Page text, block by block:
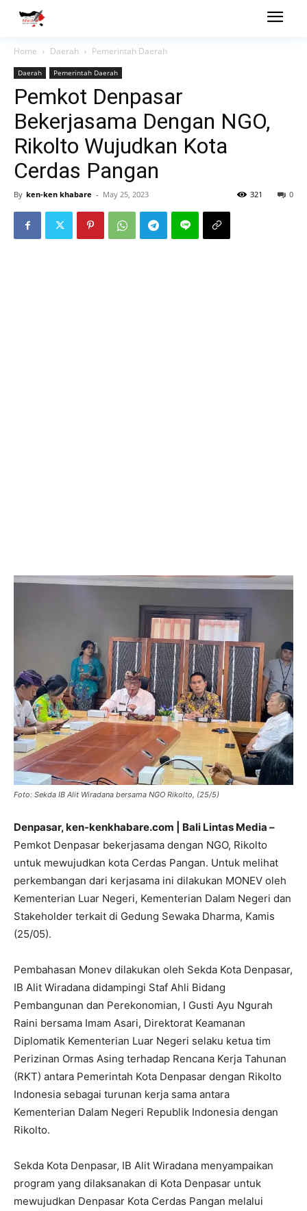
Home Daerah Pemerintah Daerah
Daerah Pemerintah Daerah
Pemkot Denpasar
Bekerjasama Dengan NGO,
Rikolto Wujudkan Kota
Cerdas Pangan
By ken-ken khabare - May 25, 2023 0
321
Foto: Sekda IB Alit Wiradana bersama NGO Rikolto, (25/5)
Denpasar, ken-kenkhabare.com | Bali Lintas Media –
Pemkot Denpasar bekerjasama dengan NGO, Rikolto
untuk mewujudkan kota Cerdas Pangan. Untuk melihat
perkembangan dari kerjasama ini dilakukan MONEV oleh
Kementerian Luar Negeri, Kementerian Dalam Negeri dan
Stakeholder terkait di Gedung Sewaka Dharma, Kamis
(25/05).
Pembahasan Monev dilakukan oleh Sekda Kota Denpasar,
IB Alit Wiradana didampingi Staf Ahli Bidang
Pembangunan dan Perekonomian, I Gusti Ayu Ngurah
Raini bersama Imam Asari, Direktorat Keamanan
Diplomatik Kementerian Luar Negeri selaku ketua tim
Perizinan Ormas Asing terhadap Rencana Kerja Tahunan
(RKT) antara Pemerintah Kota Denpasar dengan Rikolto
Indonesia sebagai turunan kerja sama antara
Kementerian Dalam Negeri Republik Indonesia dengan
Rikolto.
Sekda Kota Denpasar, IB Alit Wiradana menyampaikan
program yang dilaksanakan di Kota Denpasar untuk
mewujudkan Denpasar Kota Cerdas Pangan melalui